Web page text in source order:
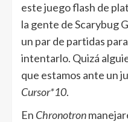
este juego flash de
la gente de Scarybug
un par de partidas
intentarlo. Quizá
que estamos ante un
Cursor*10.
En Chronotron